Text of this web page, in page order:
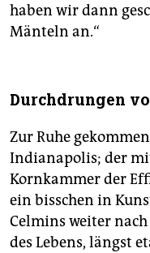
haben wir dann
Mänteln an.“
Durchdrungen
Zur Ruhe
Indianapolis; der
Kornkammer der
ein bisschen in
Celmins weiter
des Lebens, längst